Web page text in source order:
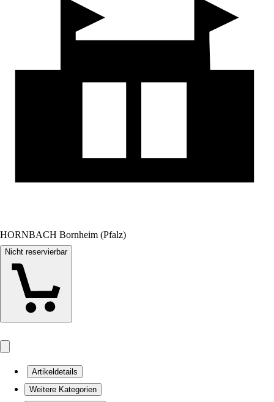
HORNBACH Bornheim (Pfalz)
Nicht reservierbar
Artikeldetails
Weitere Kategorien